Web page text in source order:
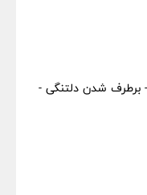
برطرف شدن دلتنگی -